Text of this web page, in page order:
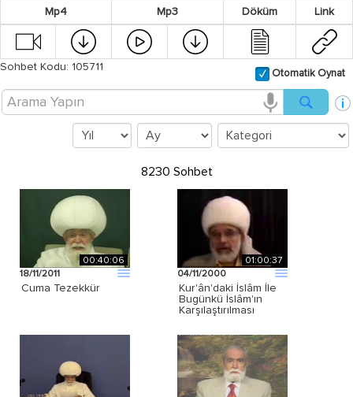
Mp4 Mp3 Döküm Link
Sohbet Kodu: 105711
Otomatik Oynat
8230 Sohbet
00:40:06
18/11/2011
Cuma Tezekkür
01:00:37
04/11/2000
Kur'ân'daki İslâm İle
Bugünkü İslâm'ın
Karşılaştırılması